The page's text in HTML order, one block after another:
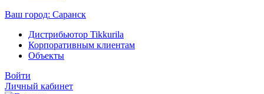
Ваш город: Саранск
Дистрибьютор Tikkurila
Корпоративным клиентам
Объекты
Войти
Личный кабинет